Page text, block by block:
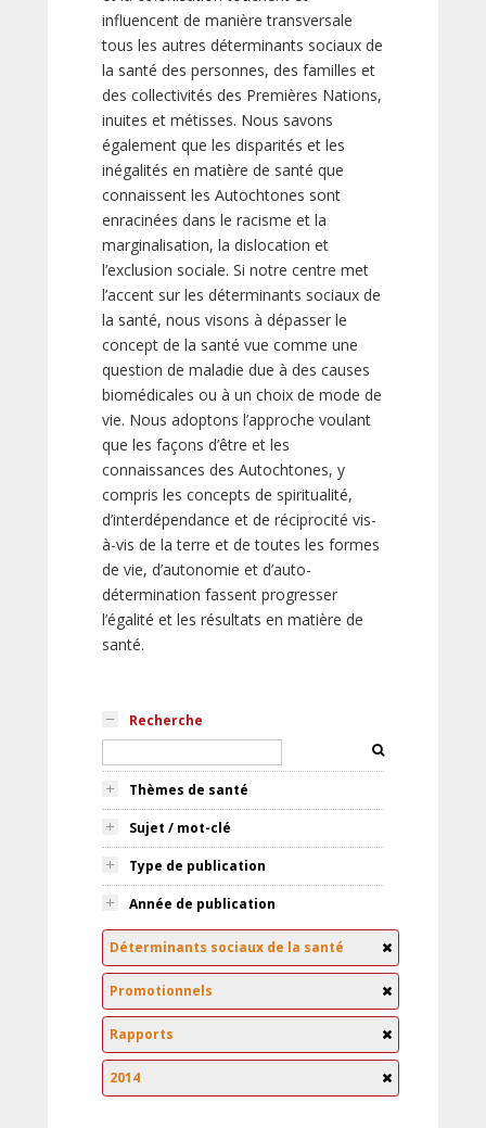
influencent de manière transversale
tous les autres déterminants sociaux de
la santé des personnes, des familles et
des collectivités des Premières Nations,
inuites et métisses. Nous savons
également que les disparités et les
inégalités en matière de santé que
connaissent les Autochtones sont
enracinées dans le racisme et la
marginalisation, la dislocation et
l’exclusion sociale. Si notre centre met
l’accent sur les déterminants sociaux de
la santé, nous visons à dépasser le
concept de la santé vue comme une
question de maladie due à des causes
biomédicales ou à un choix de mode de
vie. Nous adoptons l’approche voulant
que les façons d’être et les
connaissances des Autochtones, y
compris les concepts de spiritualité,
d’interdépendance et de réciprocité vis-
à-vis de la terre et de toutes les formes
de vie, d’autonomie et d’auto-
détermination fassent progresser
l’égalité et les résultats en matière de
santé.
Recherche
Thèmes de santé
Sujet / mot-clé
Type de publication
Année de publication
Déterminants sociaux de la santé
Promotionnels
Rapports
2014